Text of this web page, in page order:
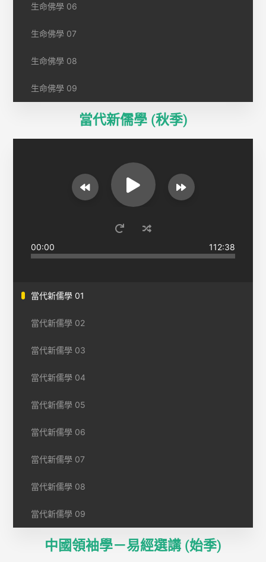
生命佛學 06
生命佛學 07
生命佛學 08
生命佛學 09
當代新儒學 (秋季)
00:00 112:38
當代新儒學 01
當代新儒學 02
當代新儒學 03
當代新儒學 04
當代新儒學 05
當代新儒學 06
當代新儒學 07
當代新儒學 08
當代新儒學 09
中國領袖學－易經選講 (始季)